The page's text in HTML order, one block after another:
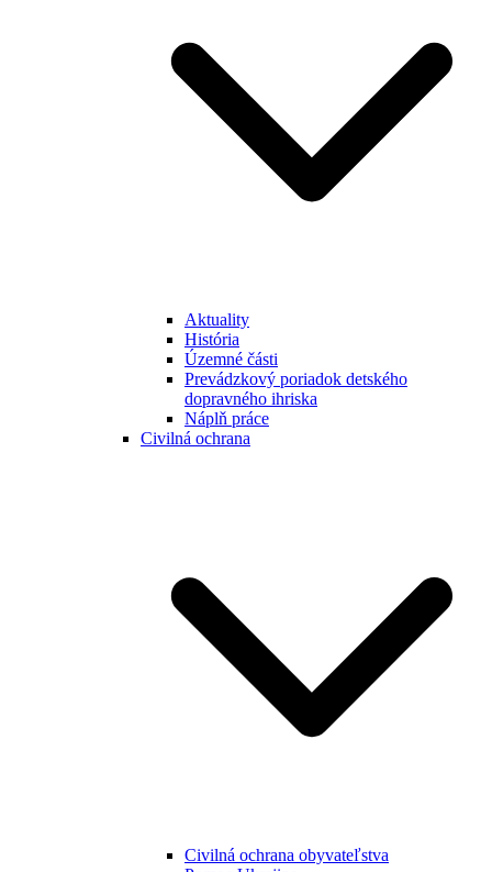
Aktuality
História
Územné části
Prevádzkový poriadok detského
dopravného ihriska
Náplň práce
Civilná ochrana
Civilná ochrana obyvateľstva